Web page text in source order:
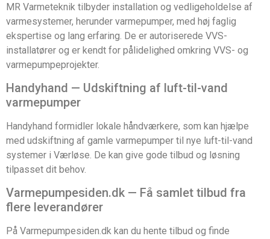
MR Varmeteknik tilbyder installation og vedligeholdelse af
varmesystemer, herunder varmepumper, med høj faglig
ekspertise og lang erfaring. De er autoriserede VVS-
installatører og er kendt for pålidelighed omkring VVS- og
varmepumpeprojekter.
Handyhand — Udskiftning af luft-til-vand
varmepumper
Handyhand formidler lokale håndværkere, som kan hjælpe
med udskiftning af gamle varmepumper til nye luft-til-vand
systemer i Værløse. De kan give gode tilbud og løsning
tilpasset dit behov.
Varmepumpesiden.dk — Få samlet tilbud fra
flere leverandører
På Varmepumpesiden.dk kan du hente tilbud og finde